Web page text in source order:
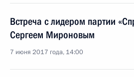
Встреча с лидером партии
Сергеем Мироновым
7 июня 2017 года, 14:00